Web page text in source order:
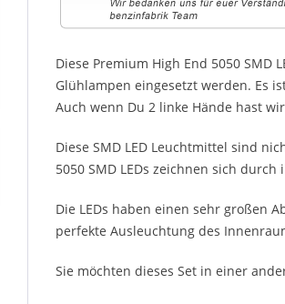
Diese Premium High End 5050
Glühlampen eingesetzt werden. Es
Auch wenn Du 2 linke Hände hast
Diese SMD LED Leuchtmittel sind
5050 SMD LEDs zeichnen sich
Die LEDs haben einen sehr großen
perfekte Ausleuchtung des
Sie möchten dieses Set in einer